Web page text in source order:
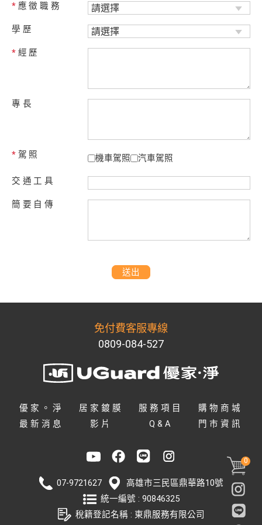
* 應徵職務
學歷
* 經歷
專長
* 駕照 機車駕照 汽車駕照
交通工具
簡要自傳
送出
免付費客服專線
0809-084-527
優家。淨 居家鍍膜 服務項目
購物商城
最新消息
影片 Q&A 門市資訊
07-9721627 高雄市三民區鼎華路10號
統一編號 : 90846325
稅籍登記名稱 : 東鼎服務有限公司
0